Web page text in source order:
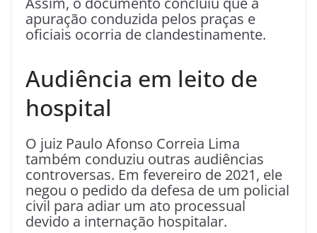
apuração conduzida pelos praças e
oficiais ocorria de clandestinamente.
Audiência em leito de
hospital
O juiz Paulo Afonso Correia Lima
também conduziu outras audiências
controversas. Em fevereiro de 2021, ele
negou o pedido da defesa de um policial
civil para adiar um ato processual
devido a internação hospitalar.